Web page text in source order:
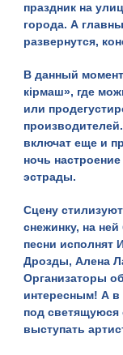
праздник на
города. А
развернутся,
В данный
кiрмаш», где
или
включат еще и
ночь
эстрады.
Сцену
снежинку, на
песни исполнят
Дрозды, Алена
Организаторы
интересным! А в
под светящуюся
выступать